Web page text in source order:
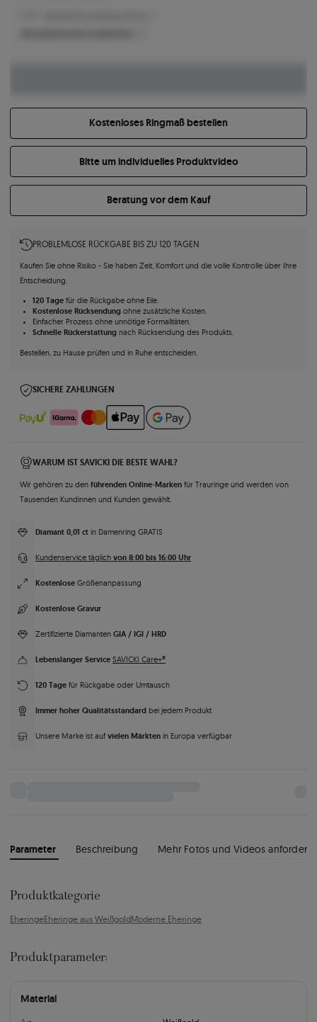
Kostenloses Ringmaß bestellen
Bitte um individuelles Produktvideo
Beratung vor dem Kauf
PROBLEMLOSE RÜCKGABE BIS ZU 120 TAGEN
Kaufen Sie ohne Risiko - Sie haben Zeit, Komfort und die volle Kontrolle über Ihre
Entscheidung.
120 Tagefür die Rückgabe ohne Eile.
Kostenlose Rücksendungohne zusätzliche Kosten.
Einfacher Prozess ohne unnötige Formalitäten.
Schnelle Rückerstattungnach Rücksendung des Produkts.
Bestellen, zu Hause prüfen und in Ruhe entscheiden.
SICHERE ZAHLUNGEN
WARUM IST SAVICKI DIE BESTE WAHL?
Wir gehören zu den führenden Online-Marken für Trauringe und werden von
Tausenden Kundinnen und Kunden gewählt.
Diamant 0,01 ct in Damenring GRATIS
Kundenservice täglich von 8:00 bis 16:00 Uhr
Kostenlose Größenanpassung
Kostenlose Gravur
Zertifizierte Diamanten GIA / IGI / HRD
Lebenslanger Service SAVICKI Care+®
120 Tage für Rückgabe oder Umtausch
Immer hoher Qualitätsstandard bei jedem Produkt
Unsere Marke ist auf vielen Märkten in Europa verfügbar
Parameter Beschreibung Mehr Fotos und Videos anfordern
Produktkategorie
EheringeEheringe aus WeißgoldModerne Eheringe
Produktparameter:
Material